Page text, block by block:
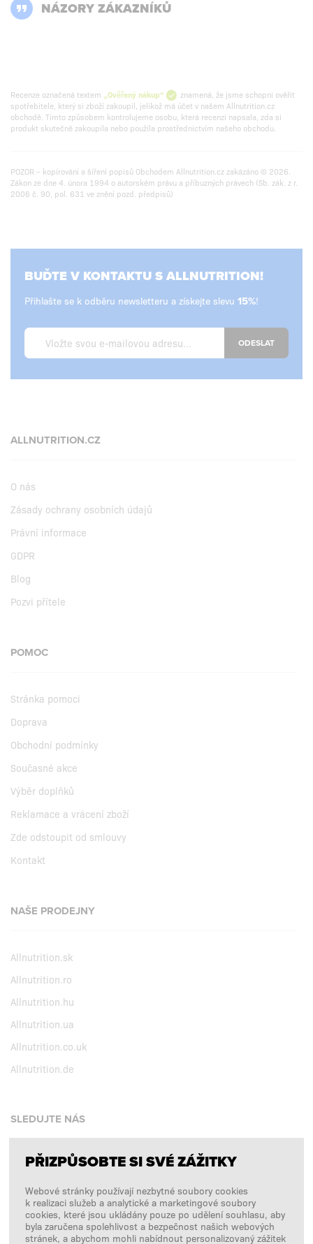
NÁZORY ZÁKAZNÍKŮ
Recenze označená textem „Ověřený nákup“
znamená, že jsme schopni ověřit
spotřebitele, který si zboží zakoupil, jelikož má účet v našem Allnutrition.cz
obchodě. Tímto způsobem kontrolujeme osobu, která recenzi napsala, zda si
produkt skutečně zakoupila nebo použila prostřednictvím našeho obchodu.
POZOR – kopírování a šíření popisů Obchodem Allnutrition.cz zakázáno © 2026.
Zákon ze dne 4. února 1994 o autorském právu a příbuzných právech (Sb. zák. z r.
2006 č. 90, pol. 631 ve znění pozd. předpisů)
BUĎTE V KONTAKTU S ALLNUTRITION!
Přihlašte se k odběru newsletteru a získejte slevu !
ODESLAT
ALLNUTRITION.CZ
O nás
Zásady ochrany osobních údajů
Právní informace
GDPR
Blog
Pozvi přítele
POMOC
Stránka pomoci
Doprava
Obchodní podmínky
Současné akce
Výběr doplňků
Reklamace a vrácení zboží
Zde odstoupit od smlouvy
Kontakt
NAŠE PRODEJNY
Allnutrition.sk
Allnutrition.ro
Allnutrition.hu
Allnutrition.ua
Allnutrition.co.uk
Allnutrition.de
SLEDUJTE NÁS
Facebook
Instagram
Copyright © 2026SFD S. A.
PŘIZPŮSOBTE SI SVÉ ZÁŽITKY
Webové stránky používají nezbytné soubory cookies
k realizaci služeb a analytické a marketingové soubory
cookies, které jsou ukládány pouze po udělení souhlasu, aby
byla zaručena spolehlivost a bezpečnost našich webových
stránek, a abychom mohli nabídnout personalizovaný zážitek